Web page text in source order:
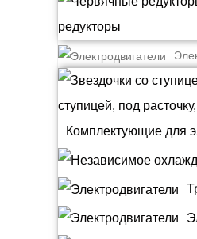
редукторы
Комплектующие для